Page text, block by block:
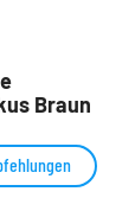
Braun